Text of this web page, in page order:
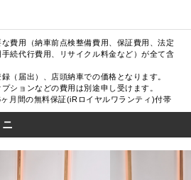
費用（納車前点検整備費用、保証費用、法定
続代行費用、リサイクル料金など）が全て含
（届出）、店頭納車での価格となります。
ションなどの費用は別途申し受けます。
月間の無料保証(iRロイヤルワランティ)付帯